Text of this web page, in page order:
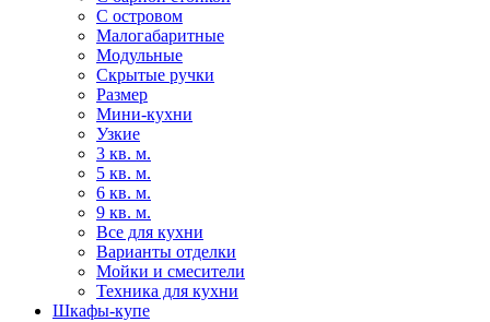
С островом
Малогабаритные
Модульные
Скрытые ручки
Размер
Мини-кухни
Узкие
3 кв. м.
5 кв. м.
6 кв. м.
9 кв. м.
Все для кухни
Варианты отделки
Мойки и смесители
Техника для кухни
Шкафы-купе